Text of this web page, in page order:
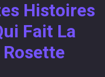
Histoires
Fait La
Rosette